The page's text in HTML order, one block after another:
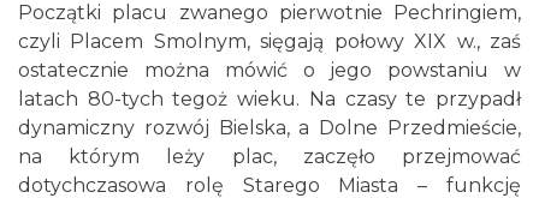
Początki placu zwanego pierwotnie Pechringiem,
czyli Placem Smolnym, sięgają połowy XIX w., zaś
ostatecznie można mówić o jego powstaniu w
latach 80-tych tegoż wieku. Na czasy te przypadł
dynamiczny rozwój Bielska, a Dolne Przedmieście,
na którym leży plac, zaczęło przejmować
dotychczasowa rolę Starego Miasta – funkcję